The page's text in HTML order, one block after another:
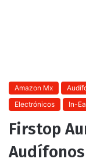
Amazon Mx
Electrónicos
In-
Firstop